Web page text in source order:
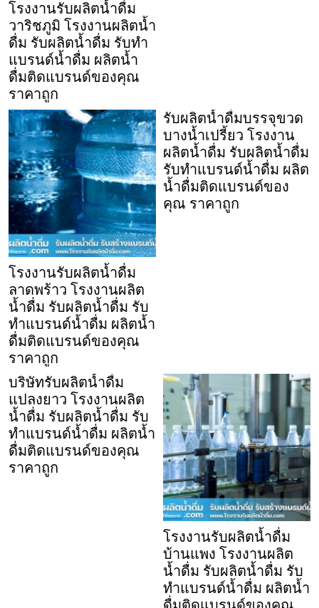
โรงงานรับผลิตน้ำดื่ม
วาริชภูมิ โรงงานผลิตน้ำ
ดื่ม รับผลิตน้ำดื่ม รับทำ
แบรนด์น้ำดื่ม ผลิตน้ำ
ดื่มติดแบรนด์ของคุณ
ราคาถูก
โรงงานรับผลิตน้ำดื่ม
ลาดพร้าว โรงงานผลิต
น้ำดื่ม รับผลิตน้ำดื่ม รับ
ทำแบรนด์น้ำดื่ม ผลิตน้ำ
ดื่มติดแบรนด์ของคุณ
ราคาถูก
รับผลิตน้ำดื่มบรรจุขวด
บางน้ำเปรี้ยว โรงงาน
ผลิตน้ำดื่ม รับผลิตน้ำดื่ม
รับทำแบรนด์น้ำดื่ม ผลิต
น้ำดื่มติดแบรนด์ของ
คุณ ราคาถูก
บริษัทรับผลิตน้ำดื่ม
แปลงยาว โรงงานผลิต
น้ำดื่ม รับผลิตน้ำดื่ม รับ
ทำแบรนด์น้ำดื่ม ผลิตน้ำ
ดื่มติดแบรนด์ของคุณ
ราคาถูก
โรงงานรับผลิตน้ำดื่ม
บ้านแพง โรงงานผลิต
น้ำดื่ม รับผลิตน้ำดื่ม รับ
ทำแบรนด์น้ำดื่ม ผลิตน้ำ